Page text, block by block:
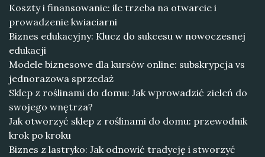
Koszty i finansowanie: ile trzeba na otwarcie i
prowadzenie kwiaciarni
Biznes edukacyjny: Klucz do sukcesu w nowoczesnej
edukacji
Modele biznesowe dla kursów online: subskrypcja vs
jednorazowa sprzedaż
Sklep z roślinami do domu: Jak wprowadzić zieleń do
swojego wnętrza?
Jak otworzyć sklep z roślinami do domu: przewodnik
krok po kroku
Biznes z lastryko: Jak odnowić tradycję i stworzyć